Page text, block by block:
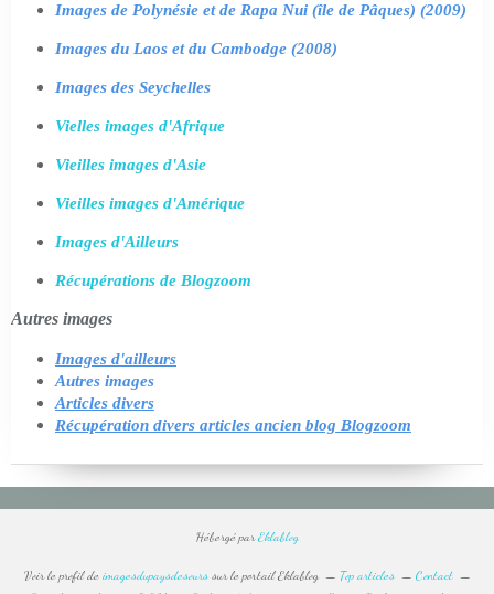
Images de Polynésie et de Rapa Nui (île de Pâques) (2009)
Images du Laos et du Cambodge (2008)
Images des Seychelles
Vielles images d'Afrique
Vieilles images d'Asie
Vieilles images d'Amérique
Images d'Ailleurs
Récupérations de Blogzoom
Autres images
Images d'ailleurs
Autres images
Articles divers
Récupération divers articles ancien blog Blogzoom
Hébergé parEklablog
Voir le profil de imagesdupaysdesourssur le portail Eklablog Top articles
Contact